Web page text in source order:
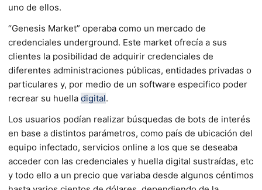
uno de ellos.
“Genesis Market” operaba como un mercado de
credenciales underground. Este market ofrecía a sus
clientes la posibilidad de adquirir credenciales de
diferentes administraciones públicas, entidades privadas o
particulares y, por medio de un software especifico poder
recrear su huella digital.
Los usuarios podían realizar búsquedas de bots de interés
en base a distintos parámetros, como país de ubicación del
equipo infectado, servicios online a los que se deseaba
acceder con las credenciales y huella digital sustraídas, etc
y todo ello a un precio que variaba desde algunos céntimos